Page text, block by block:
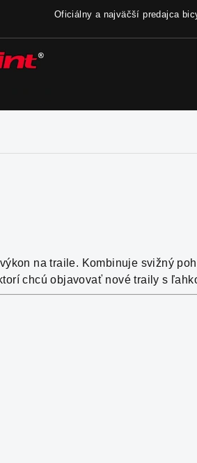
Oficiálny a najväčší predajca
na traile. Kombinuje svižný
chcú objavovať nové traily s